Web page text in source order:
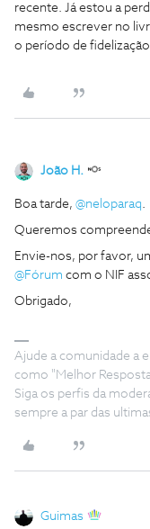
recente. Já estou a
mesmo escrever no
o período de
João H.
Boa tarde, ​ @neloparaq
Queremos
Envie-nos, por favor,
@Fórum com o NIF
Obrigado,
Ajude a comunidade a
como "Melhor
Siga os perfis da
sempre a par das
Guimas